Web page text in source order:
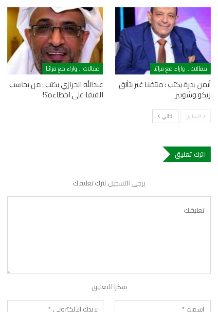
مقالات .. واراء مع قرائنا
أيمن بدرة يكتب : منتخبنا غير بتألق
زيكو وشوبير
مقالات .. واراء مع قرائنا
عبدالله الحرازي يكتب : من يحاسب
الفيفا على اخطاءه؟!
السابق التالي
اترك تعليق
يرجي التسجيل لترك تعليقك
شكرا للتعليق